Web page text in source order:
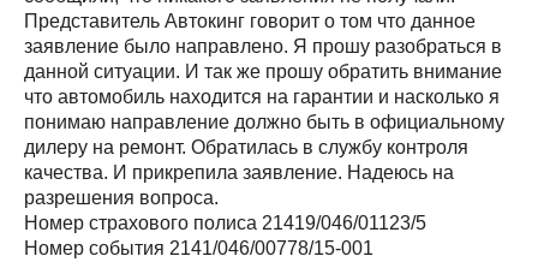
Представитель Автокинг говорит о том что данное
заявление было направлено. Я прошу разобраться в
данной ситуации. И так же прошу обратить внимание
что автомобиль находится на гарантии и насколько я
понимаю направление должно быть в официальному
дилеру на ремонт. Обратилась в службу контроля
качества. И прикрепила заявление. Надеюсь на
разрешения вопроса.
Номер страхового полиса 21419/046/01123/5
Номер события 2141/046/00778/15-001